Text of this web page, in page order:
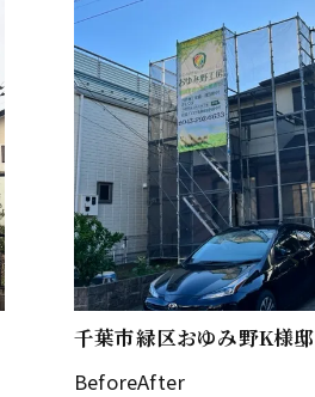
千葉市緑区おゆみ野K様邸
BeforeAfter